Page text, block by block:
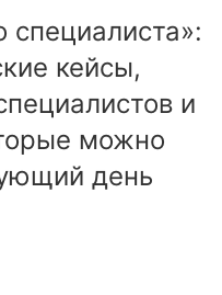
кейсы,
и
можно
день